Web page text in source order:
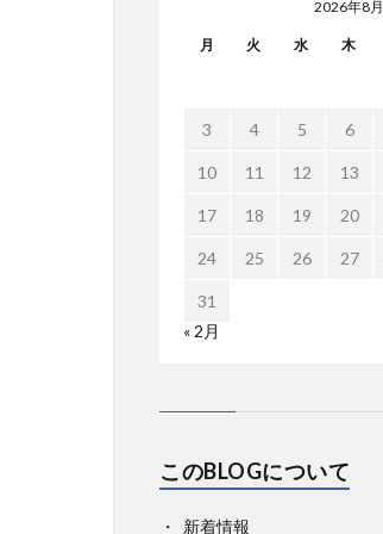
2026年8月
月 火 水 木
3 4 5 6
10 11 12 13
17 18 19 20
24 25 26 27
31
« 2月
このBLOGについて
新着情報